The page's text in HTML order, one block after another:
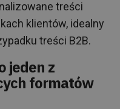
treści
klientów, idealny
treści B2B.
jeden z
formatów